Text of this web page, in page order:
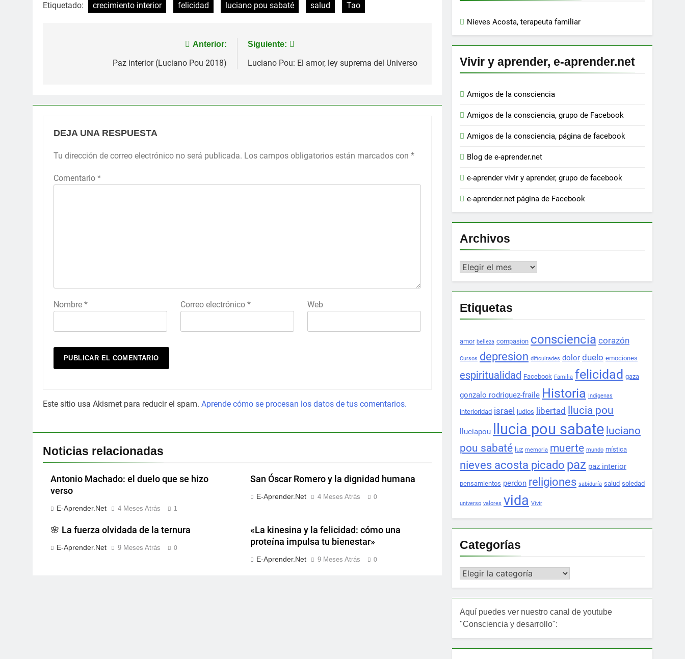
Etiquetado: crecimiento interior felicidad luciano pou sabaté salud Tao
Anterior:
Paz interior (Luciano Pou 2018)
Siguiente:
Luciano Pou: El amor, ley suprema del Universo
DEJA UNA RESPUESTA
Tu dirección de correo electrónico no será publicada. Los campos obligatorios están marcados con *
Comentario *
Nombre * Correo electrónico* Web
Este sitio usa Akismet para reducir el spam. Aprende cómo se procesan los datos de tus comentarios.
Noticias relacionadas
Antonio Machado: el duelo que se hizo
verso
E-Aprender.net 4 Meses Atrás 1
San Óscar Romero y la dignidad humana
E-Aprender.net 4 Meses Atrás 0
🌸 La fuerza olvidada de la ternura
E-Aprender.net 9 Meses Atrás 0
«La kinesina y la felicidad: cómo una
proteína impulsa tu bienestar»
E-Aprender.net 9 Meses Atrás 0
Nieves Acosta, terapeuta familiar
Vivir y aprender, e-aprender.net
Amigos de la consciencia
Amigos de la consciencia, grupo de Facebook
Amigos de la consciencia, página de facebook
Blog de e-aprender.net
e-aprender vivir y aprender, grupo de facebook
e-aprender.net página de Facebook
Archivos
Archivos
Etiquetas
amor belleza compasion consciencia corazón
Cursos depresion dificultades dolor duelo emociones
espiritualidad Facebook Familia felicidad gaza
gonzalo rodriguez-fraile Historia Indigenas
interioridad israel judíos libertad llucia pou
lluciapou llucia pou sabate luciano
pou sabaté luz memoria muerte mundo mística
nieves acosta picado paz paz interior
pensamientos perdon religiones sabiduría salud soledad
universo valores vida Vivir
Categorías
Categorías
Aquí puedes ver nuestro canal de youtube
"Consciencia y desarrollo":